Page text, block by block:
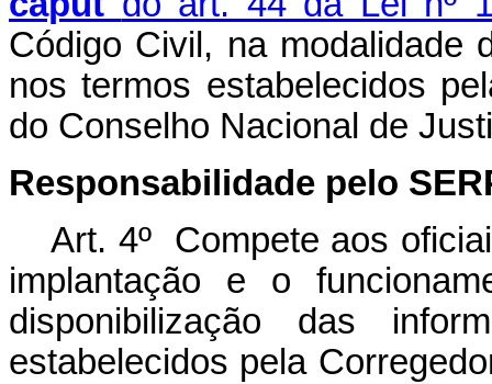
Código Civil, na modalidade
nos termos estabelecidos
do Conselho Nacional de
Responsabilidade pelo
Art. 4º Compete aos
implantação e o
disponibilização das
estabelecidos pela